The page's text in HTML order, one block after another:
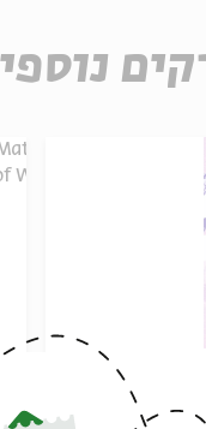
Parashot
| From